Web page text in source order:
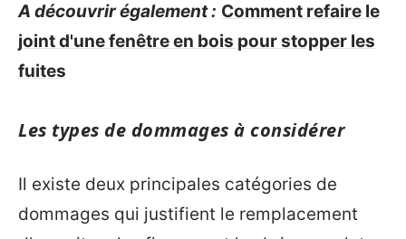
A découvrir également : Comment refaire le
joint d'une fenêtre en bois pour stopper les
fuites
Les types de dommages à considérer
Il existe deux principales catégories de
dommages qui justifient le remplacement